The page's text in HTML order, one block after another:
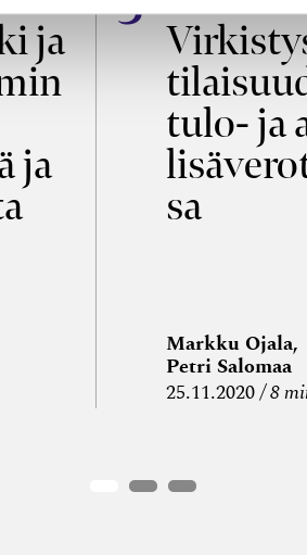
ja
ja
tulo- ja
sa
Markku Ojala,
Petri Salomaa
25.11.2020 8